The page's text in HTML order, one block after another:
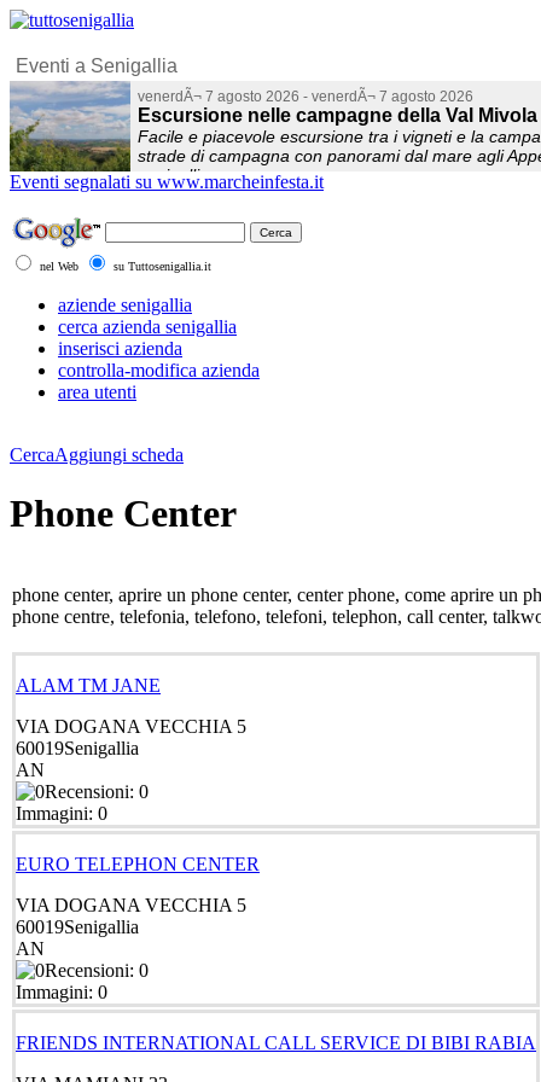
Eventi segnalati su www.marcheinfesta.it
nel Web su Tuttosenigallia.it
aziende senigallia
cerca azienda senigallia
inserisci azienda
controlla-modifica azienda
area utenti
CercaAggiungi scheda
Phone Center
phone center, aprire un phone center, center phone, come aprire un
phone centre, telefonia, telefono, telefoni, telephon, call center,
ALAM TM JANE
VIA DOGANA VECCHIA 5
60019Senigallia
AN
Recensioni: 0
Immagini: 0
EURO TELEPHON CENTER
VIA DOGANA VECCHIA 5
60019Senigallia
AN
Recensioni: 0
Immagini: 0
FRIENDS INTERNATIONAL CALL SERVICE DI BIBI RABIA